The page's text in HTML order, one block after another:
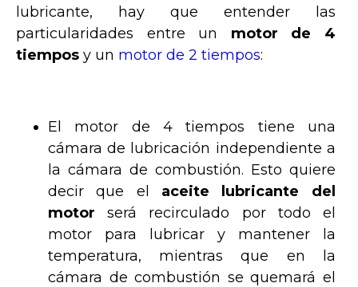
lubricante, hay que entender las
particularidades entre un motor de 4
tiempos y un motor de 2 tiempos:
El motor de 4 tiempos tiene una
cámara de lubricación independiente a
la cámara de combustión. Esto quiere
decir que el aceite lubricante del
motorserá recirculado por todo el
motor para lubricar y mantener la
temperatura, mientras que en la
cámara de combustión se quemará el